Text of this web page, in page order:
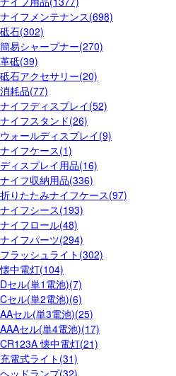
ナイフメンテナンス(698)
砥石(302)
簡易シャープナー(270)
革砥(39)
砥石アクセサリー(20)
消耗品(77)
ナイフディスプレイ(52)
ナイフスタンド(26)
ウォールディスプレイ(9)
ナイフケース(1)
ディスプレイ用品(16)
ナイフ収納用品(336)
折りたたみナイフケース(97)
ナイフシース(193)
ナイフロール(48)
ナイフパーツ(294)
フラッシュライト(302)
懐中電灯(104)
Dセル(単1電池)(7)
Cセル(単2電池)(6)
AAセル(単3電池)(25)
AAAセル(単4電池)(17)
CR123A 懐中電灯(21)
充電式ライト(31)
ヘッドランプ(32)